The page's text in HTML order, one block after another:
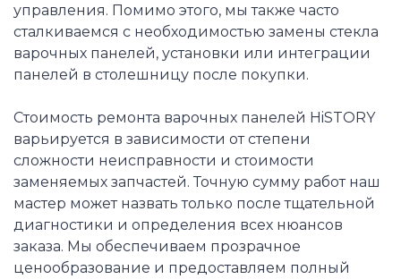
управления. Помимо этого, мы также часто
сталкиваемся с необходимостью замены стекла
варочных панелей, установки или интеграции
панелей в столешницу после покупки.
Стоимость ремонта варочных панелей HiSTORY
варьируется в зависимости от степени
сложности неисправности и стоимости
заменяемых запчастей. Точную сумму работ наш
мастер может назвать только после тщательной
диагностики и определения всех нюансов
заказа. Мы обеспечиваем прозрачное
ценообразование и предоставляем полный